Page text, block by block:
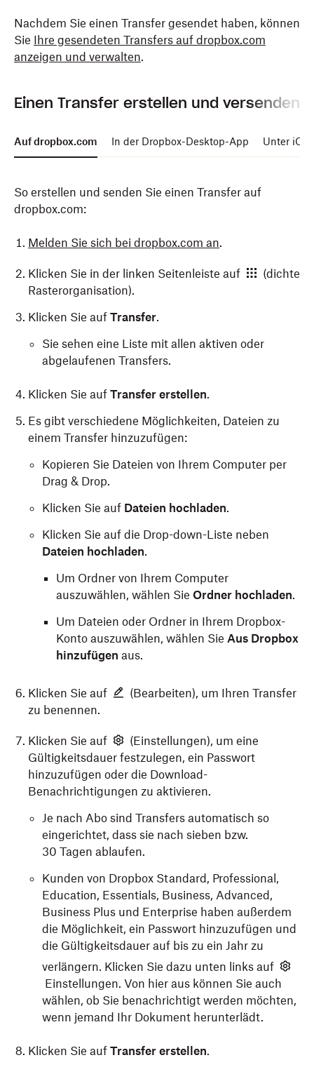
Nachdem Sie einen Transfer gesendet haben, können
Sie Ihre gesendeten Transfers auf dropbox.com
anzeigen und verwalten.
Einen Transfer erstellen und versenden
Auf dropbox.com In der Dropbox-Desktop-App Unter iOS
So erstellen und senden Sie einen Transfer auf
dropbox.com:
Melden Sie sich bei dropbox.com an.
Klicken Sie in der linken Seitenleiste auf
(dichte
Rasterorganisation).
Klicken Sie auf Transfer.
Sie sehen eine Liste mit allen aktiven oder
abgelaufenen Transfers.
Klicken Sie auf Transfer erstellen.
Es gibt verschiedene Möglichkeiten, Dateien zu
einem Transfer hinzuzufügen:
Kopieren Sie Dateien von Ihrem Computer per
Drag & Drop.
Klicken Sie auf Dateien hochladen.
Klicken Sie auf die Drop-down-Liste neben
Dateien hochladen.
Um Ordner von Ihrem Computer
auszuwählen, wählen Sie Ordner hochladen.
Um Dateien oder Ordner in Ihrem Dropbox-
Konto auszuwählen, wählen Sie Aus Dropbox
hinzufügen aus.
Klicken Sie auf
(Bearbeiten), um Ihren Transfer
zu benennen.
Klicken Sie auf
(Einstellungen), um eine
Gültigkeitsdauer festzulegen, ein Passwort
hinzuzufügen oder die Download-
Benachrichtigungen zu aktivieren.
Je nach Abo sind Transfers automatisch so
eingerichtet, dass sie nach sieben bzw.
30 Tagen ablaufen.
Kunden von Dropbox Standard, Professional,
Education, Essentials, Business, Advanced,
Business Plus und Enterprise haben außerdem
die Möglichkeit, ein Passwort hinzuzufügen und
die Gültigkeitsdauer auf bis zu ein Jahr zu
verlängern. Klicken Sie dazu unten links auf
Einstellungen. Von hier aus können Sie auch
wählen, ob Sie benachrichtigt werden möchten,
wenn jemand Ihr Dokument herunterlädt.
Klicken Sie auf Transfer erstellen.